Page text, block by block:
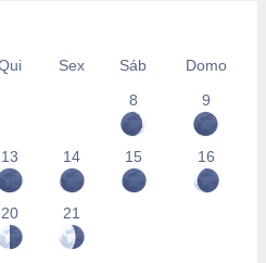
Sex Sáb
Domo
8
9
13 14 15 16
20 21